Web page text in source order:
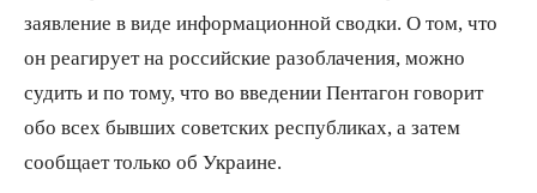
заявление в виде информационной сводки. О том, что
он реагирует на российские разоблачения, можно
судить и по тому, что во введении Пентагон говорит
обо всех бывших советских республиках, а затем
сообщает только об Украине.